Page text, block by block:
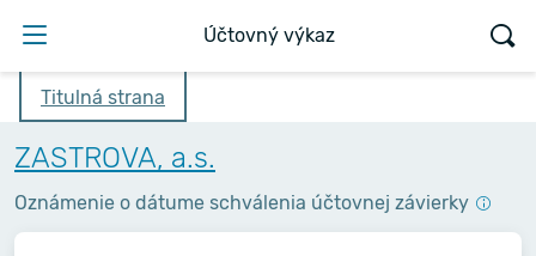
Účtovný výkaz
Titulná strana
ZASTROVA, a.s.
Oznámenie o dátume schválenia účtovnej závierky